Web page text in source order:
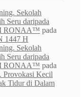
Sekolah
Seru daripada
RONAA™ pada
1447 H
Sekolah
Seru daripada
RONAA™ pada
Kecil
Tidur di Dalam